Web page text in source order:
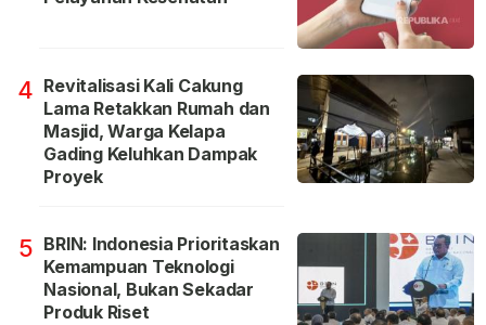
4 Revitalisasi Kali Cakung
Lama Retakkan Rumah dan
Masjid, Warga Kelapa
Gading Keluhkan Dampak
Proyek
5 BRIN: Indonesia Prioritaskan
Kemampuan Teknologi
Nasional, Bukan Sekadar
Produk Riset